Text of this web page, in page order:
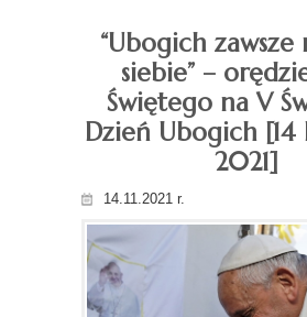
“Ubogich zawsze
siebie” –
Świętego na V
Dzień Ubogich [14
2021]
14.11.2021 r.